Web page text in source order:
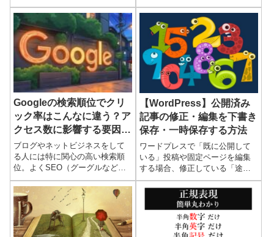
いったプラグインを使用します
が、「この記事、このページ
だ...
表示にする方法。ユーザー設定
で管理バーを非表示にすると全
ての場面で管理バーが非表示に
なって使いづらい。プレビュー
だけを判別するクラスを追加し
てCSSを設定すれば、投稿や固
定ページのプレビュー時のみ管
理バーが消え、その他の画面で
は表示されるのでワードプレス
の使い勝手を落とさずプレビュ
ー画面を実際の画面と同じよう
に見ることができる。
Googleの検索順位でクリ
ック率はこんなに違う？ア
クセス数に影響する要因と
2位ではダメな理由
ブログやネットビジネスをして
る人には特に関心の高い検索順
位。よくSEO（グーグルなどの
検索エンジンに対して如何によ
く見せるかのテクニック）が大
事と言われますが、全てはこの
検索順位で1位、またはそれに
準...
【WordPress】公開済み
記事の修正・編集を下書き
保存・一時保存する方法
ワードプレスで「既に公開して
いる」投稿や固定ページを編集
する場合、修正している「途中
で一時的に保存したい」「修正
したところまで一旦保存できれ
ば」という場合があります。割
と大掛かりな修正（時間がかか